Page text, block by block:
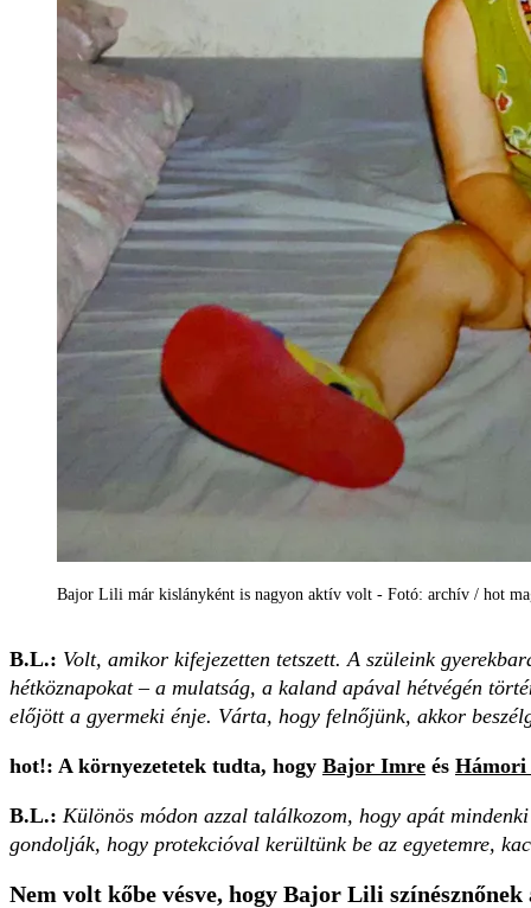
Bajor Lili már kislányként is nagyon aktív volt - Fotó: archív / hot
B.L.: Volt, amikor kifejezetten tetszett. A szüleink
hétköznapokat – a mulatság, a kaland apával hétvégén
előjött a gyermeki énje. Várta, hogy felnőjünk, akkor
hot!: A környezetetek tudta, hogy Bajor Imre és Hámori
B.L.: Különös módon azzal találkozom, hogy apát
gondolják, hogy protekcióval kerültünk be az egyetemre,
Nem volt kőbe vésve, hogy Bajor Lili színésznőnek